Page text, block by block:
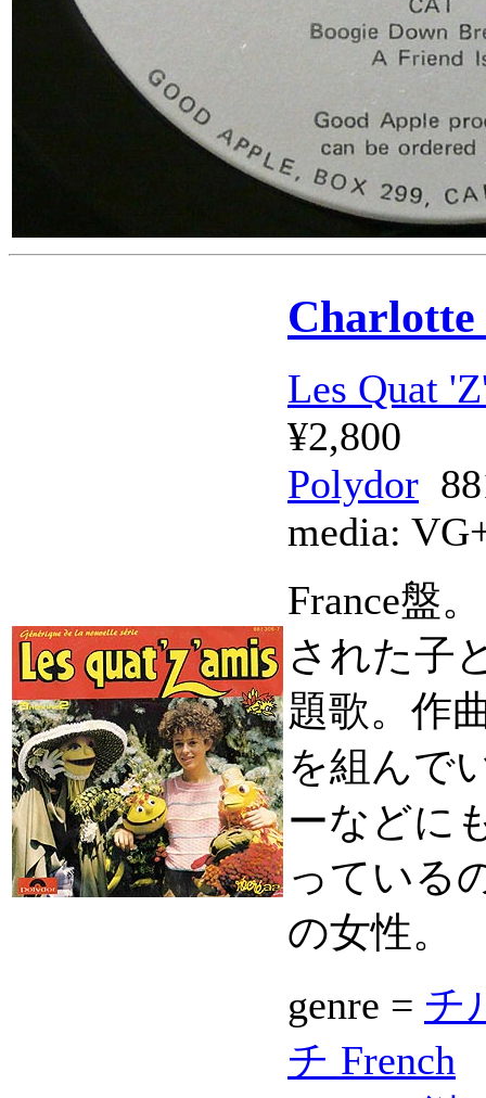
Les Quat
¥2,800
Polydor
media:
France盤
された子
題歌。作
を組んで
ーなどに
っている
の女性。
genre = チ
チ French